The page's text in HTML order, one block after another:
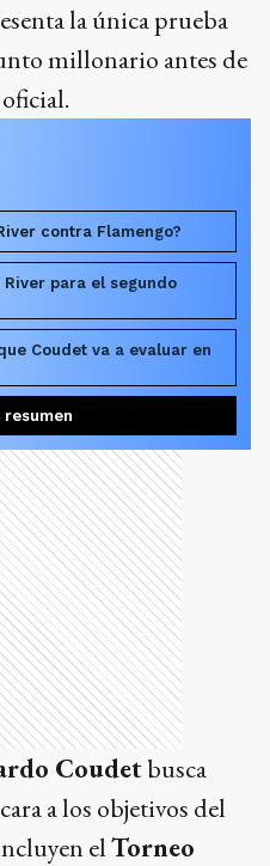
la única prueba
millonario antes de
contra Flamengo?
para el segundo
Coudet va a evaluar en
resumen
Coudetbusca
a los objetivos del
elTorneo